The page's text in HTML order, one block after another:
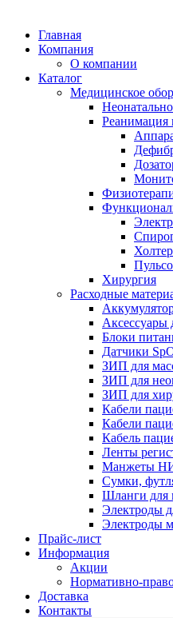
Главная
Компания
О компании
Каталог
Медицинское
Реанимация
Хирургия
Расходные
Аксессуары
Блоки
Датчики
ЗИП для
ЗИП для
ЗИП для
Кабели
Кабели
Кабель
Ленты
Манжеты
Сумки,
Шланги
Электроды
Электроды
Прайс-лист
Информация
Акции
Нормативно-
Доставка
Контакты